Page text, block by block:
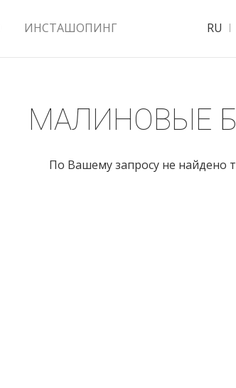
ИНСТАШОПИНГ RU
МАЛИНОВЫЕ
По Вашему запросу не найдено